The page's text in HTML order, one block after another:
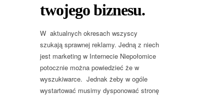
twojego biznesu.
W aktualnych okresach wszyscy
szukają sprawnej reklamy. Jedną z niech
jest marketing w Internecie Niepołomice
potocznie można powiedzieć że w
wyszukiwarce. Jednak żeby w ogóle
wystartować musimy dysponować stronę